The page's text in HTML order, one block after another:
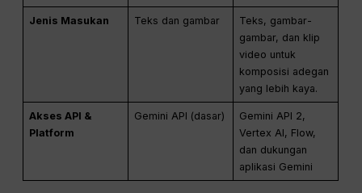
Jenis Masukan Teks dan gambar
Teks, gambar-
gambar, dan klip
video untuk
komposisi adegan
yang lebih kaya.
Akses API &
Platform
Gemini API (dasar)
Gemini API 2,
Vertex AI, Flow,
dan dukungan
aplikasi Gemini